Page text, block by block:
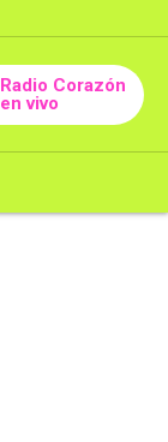
Radio Corazón
en vivo